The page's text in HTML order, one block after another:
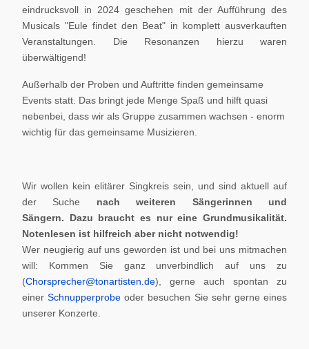
eindrucksvoll in 2024 geschehen mit der Aufführung des
Musicals "Eule findet den Beat" in komplett ausverkauften
Veranstaltungen. Die Resonanzen hierzu waren
überwältigend!
Außerhalb der Proben und Auftritte finden gemeinsame
Events statt. Das bringt jede Menge Spaß und hilft quasi
nebenbei, dass wir als Gruppe zusammen wachsen - enorm
wichtig für das gemeinsame Musizieren.
Wir wollen kein elitärer Singkreis sein, und sind aktuell auf
der Suche nach weiteren Sängerinnen und
Sängern. Dazu braucht es nur eine Grundmusikalität.
Notenlesen ist hilfreich aber nicht notwendig!
Wer neugierig auf uns geworden ist und bei uns mitmachen
will: Kommen Sie ganz unverbindlich auf uns zu
(Chorsprecher@tonartisten.de), gerne auch spontan zu
einerSchnupperprobe oder besuchen Sie sehr gerne eines
unserer Konzerte.